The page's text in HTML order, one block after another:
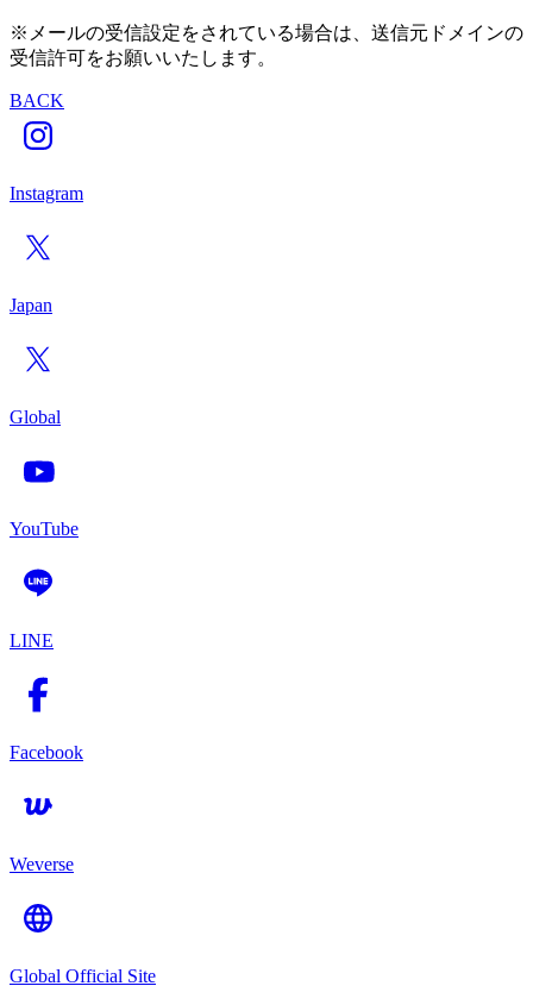
※メールの受信設定をされている場合は、送信元ドメインの
受信許可をお願いいたします。
BACK
Instagram
Japan
Global
YouTube
LINE
Facebook
Weverse
Global Official Site